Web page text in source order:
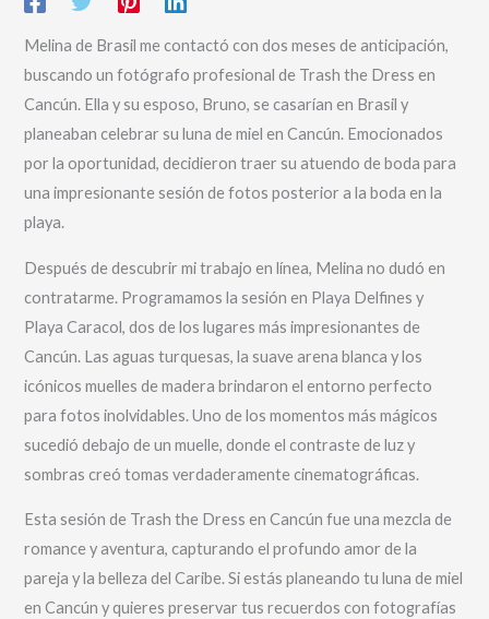
Melina de Brasil me contactó con dos meses de anticipación,
buscando un fotógrafo profesional de Trash the Dress en
Cancún. Ella y su esposo, Bruno, se casarían en Brasil y
planeaban celebrar su luna de miel en Cancún. Emocionados
por la oportunidad, decidieron traer su atuendo de boda para
una impresionante sesión de fotos posterior a la boda en la
playa.
Después de descubrir mi trabajo en línea, Melina no dudó en
contratarme. Programamos la sesión en Playa Delfines y
Playa Caracol, dos de los lugares más impresionantes de
Cancún. Las aguas turquesas, la suave arena blanca y los
icónicos muelles de madera brindaron el entorno perfecto
para fotos inolvidables. Uno de los momentos más mágicos
sucedió debajo de un muelle, donde el contraste de luz y
sombras creó tomas verdaderamente cinematográficas.
Esta sesión de Trash the Dress en Cancún fue una mezcla de
romance y aventura, capturando el profundo amor de la
pareja y la belleza del Caribe. Si estás planeando tu luna de miel
en Cancún y quieres preservar tus recuerdos con fotografías